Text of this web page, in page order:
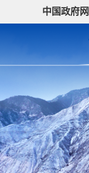
中国政府网